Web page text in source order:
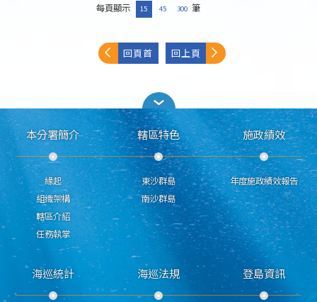
每頁顯示 15 45 300 筆
回頁首 回上頁
本分署簡介
緣起
組織架構
轄區介紹
任務執掌
轄區特色
東沙群島
南沙群島
施政績效
年度施政績效報告
海巡統計 海巡法規 登島資訊